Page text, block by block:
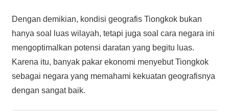
Dengan demikian, kondisi geografis Tiongkok bukan
hanya soal luas wilayah, tetapi juga soal cara negara ini
mengoptimalkan potensi daratan yang begitu luas.
Karena itu, banyak pakar ekonomi menyebut Tiongkok
sebagai negara yang memahami kekuatan geografisnya
dengan sangat baik.